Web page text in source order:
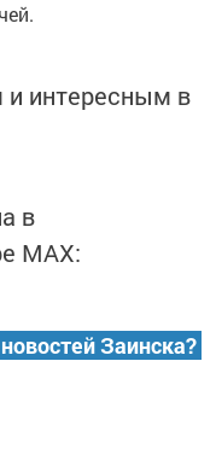
интересным в
в
MАХ:
Заинска?